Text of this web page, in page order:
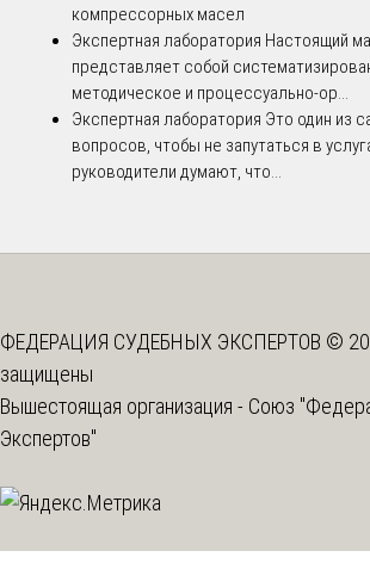
компрессорных масел
Экспертная лаборатория Настоящий
представляет собой
методическое и процессуально-ор...
Экспертная лаборатория Это один из
вопросов, чтобы не запутаться в
руководители думают, что...
ФЕДЕРАЦИЯ СУДЕБНЫХ ЭКСПЕРТОВ ©
защищены
Вышестоящая организация - Союз
Экспертов"